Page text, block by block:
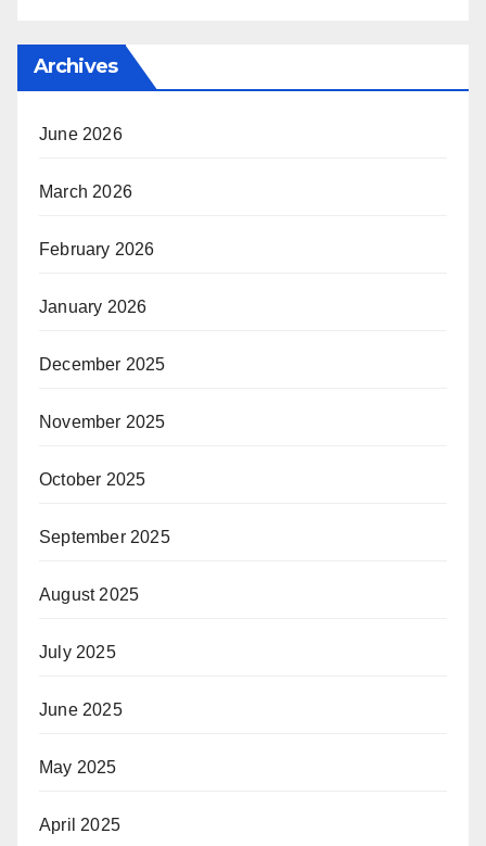
Archives
June 2026
March 2026
February 2026
January 2026
December 2025
November 2025
October 2025
September 2025
August 2025
July 2025
June 2025
May 2025
April 2025